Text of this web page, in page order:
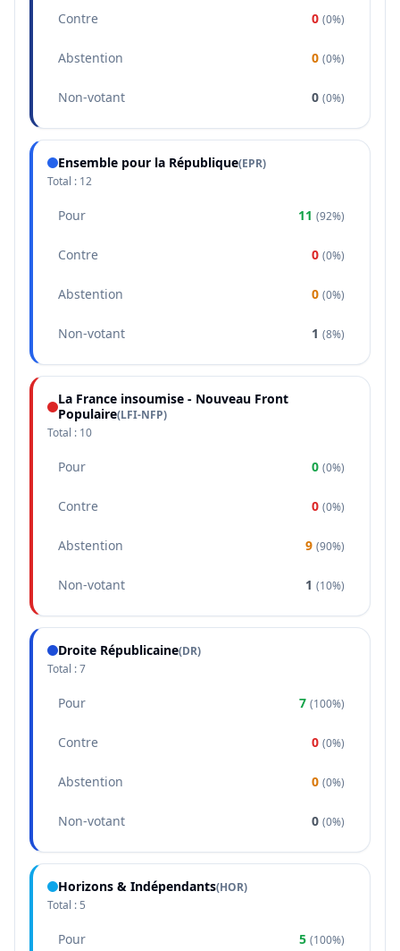
Contre 0 (0%)
Abstention 0 (0%)
Non-votant 0 (0%)
Ensemble pour la République(EPR)
Total : 12
Pour 11 (92%)
Contre 0 (0%)
Abstention 0 (0%)
Non-votant 1 (8%)
La France insoumise - Nouveau Front
Populaire(LFI-NFP)
Total : 10
Pour 0 (0%)
Contre 0 (0%)
Abstention 9 (90%)
Non-votant 1 (10%)
Droite Républicaine(DR)
Total :7
Pour 7 (100%)
Contre 0 (0%)
Abstention 0 (0%)
Non-votant 0 (0%)
Horizons & Indépendants(HOR)
Total : 5
Pour 5 (100%)